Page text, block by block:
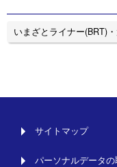
いまざとライナー(BRT)
サイトマップ
パーソナルデータ